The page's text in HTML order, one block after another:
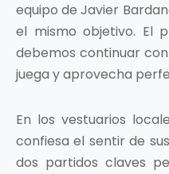
equipo de Javier
el mismo objetivo. El
debemos continuar
juega y aprovecha
En los vestuarios
confiesa el sentir de
dos partidos claves